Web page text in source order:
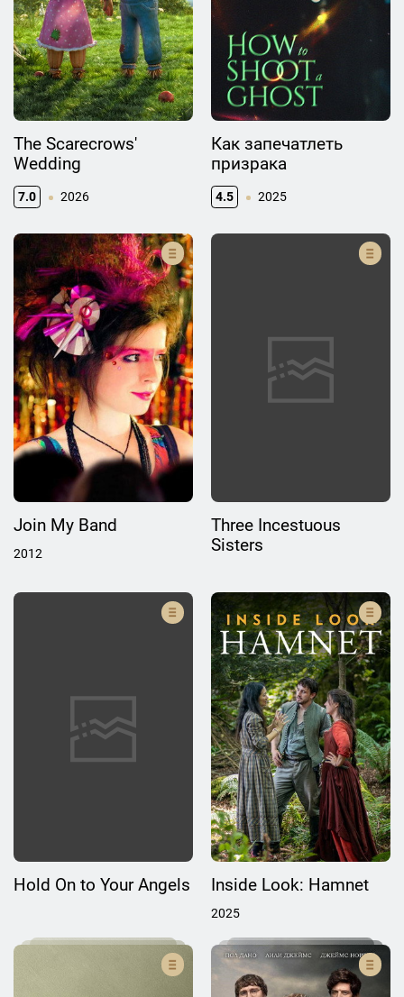
The Scarecrows'
Wedding
7.0 2026
Как запечатлеть
призрака
4.5 2025
Join My Band
2012
Three Incestuous
Sisters
Hold On to Your Angels Inside Look: Hamnet
2025